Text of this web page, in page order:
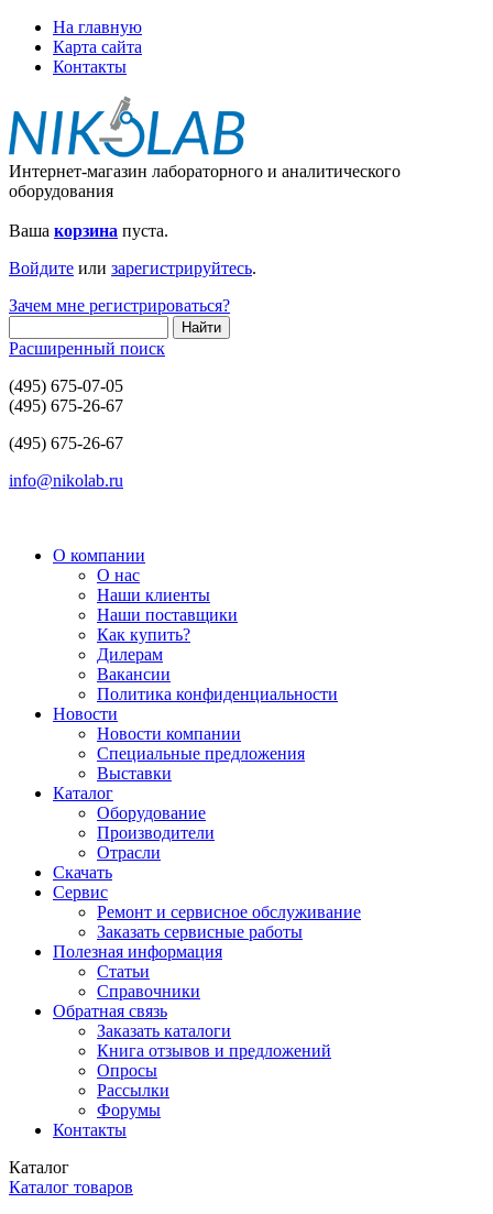
На главную
Карта сайта
Контакты
Интернет-магазин лабораторного и аналитического
оборудования
Ваша корзина пуста.
Войдите или зарегистрируйтесь.
Зачем мне регистрироваться?
Расширенный поиск
(495) 675-07-05
(495) 675-26-67
(495) 675-26-67
info@nikolab.ru
О компании
О нас
Наши клиенты
Наши поставщики
Как купить?
Дилерам
Вакансии
Политика конфиденциальности
Новости
Новости компании
Специальные предложения
Выставки
Каталог
Оборудование
Производители
Отрасли
Скачать
Сервис
Ремонт и сервисное обслуживание
Заказать сервисные работы
Полезная информация
Статьи
Справочники
Обратная связь
Заказать каталоги
Книга отзывов и предложений
Опросы
Рассылки
Форумы
Контакты
Каталог
Каталог товаров